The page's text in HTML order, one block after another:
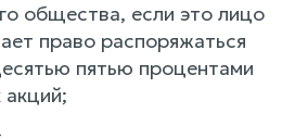
общества, если это лицо
право распоряжаться
пятью процентами